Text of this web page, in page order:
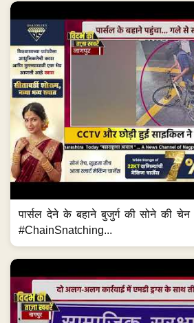
पार्सल देने के बहाने बुजुर्ग की सोने की
#ChainSnatching...